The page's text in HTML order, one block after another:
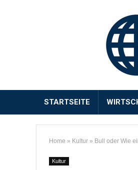
STARTSEITE
Home » Kultur » Bull oder Wie
Kultur